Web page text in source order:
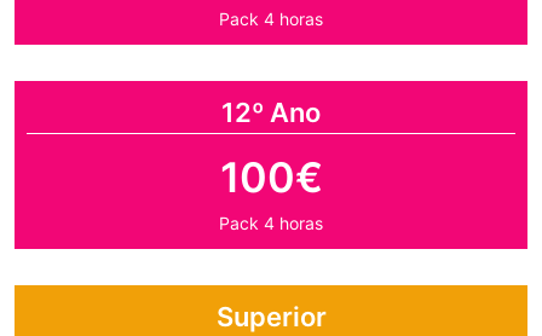
Pack 4 horas
12º Ano
100€
Pack 4 horas
Superior